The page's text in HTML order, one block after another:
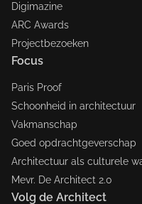
Digimazine
ARC Awards
Projectbezoeken
Focus
Paris Proof
Schoonheid in architectuur
Vakmanschap
Goed opdrachtgeverschap
Architectuur als culturele
Mevr. De Architect 2.0
Volg de Architect